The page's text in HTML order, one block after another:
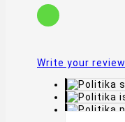
Write your review